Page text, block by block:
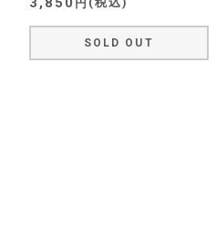
SOLD OUT